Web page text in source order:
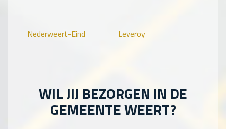
Nederweert-Eind Leveroy
WIL JIJ BEZORGEN IN DE
GEMEENTE WEERT?